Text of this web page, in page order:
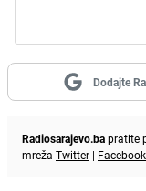
Dodajte
Radiosarajevo.bapratite
mreža Twitter | Facebook